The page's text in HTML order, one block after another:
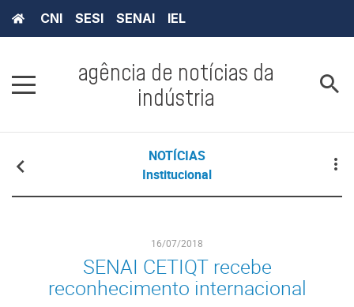
CNI SESI SENAI IEL
agência de notícias da
indústria
NOTÍCIAS
Institucional
16/07/2018
SENAI CETIQT recebe
reconhecimento internacional